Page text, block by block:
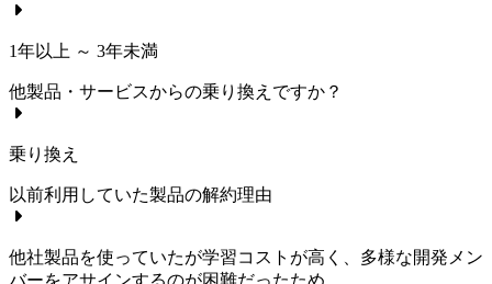
1年以上 ～ 3年未満
他製品・サービスからの乗り換えですか？
乗り換え
以前利用していた製品の解約理由
他社製品を使っていたが学習コストが高く、多様な開発メン
バーをアサインするのが困難だったため。